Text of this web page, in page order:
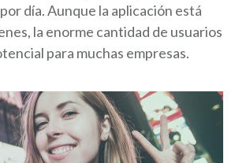
día. Aunque la aplicación está
la enorme cantidad de usuarios
para muchas empresas.